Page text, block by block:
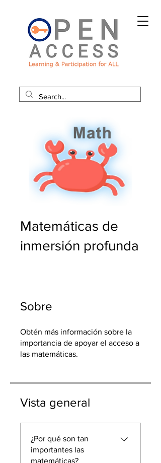
Matemáticas de
inmersión profunda
Sobre
Obtén más información sobre la
importancia de apoyar el acceso a
las matemáticas.
Vista general
¿Por qué son tan
importantes las
matemáticas?